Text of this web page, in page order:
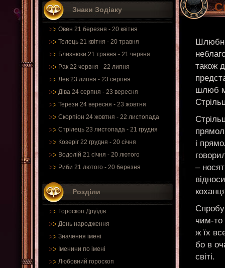
Знаки Зодіаку
Овен 21 березня - 20 квітня
Телець 21 квітня - 20 травня
Близнюки 21 травня - 21 червня
Рак 22 червня - 22 липня
Лев 23 липня - 23 серпня
Діва 24 серпня - 23 вересня
Терези 24 вересня - 23 жовтня
Скорпіон 24 жовтня - 22 листопада
Стрілець 23 листопада - 21 грудня
Козеріг 22 грудня - 20 січня
Водолій 21 січня - 20 лютого
Риби 21 лютого - 20 березня
Розділи
Гороскоп Друїдів
День народження
Значення імені
Іменини по імені
Любовний гороскоп
також
шлюб
і
–
чим-то
ж їх
бо в
світі.